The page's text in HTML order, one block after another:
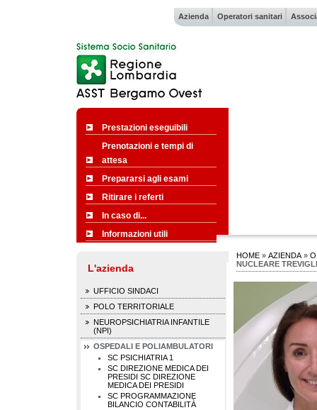
Azienda Operatori sanitari
Prestazioni eseguibili
Prenotazioni e tempi di
attesa
Prepararsi agli esami
Ritirare i referti
In caso di...
Informazioni utili
L'azienda
UFFICIO SINDACI
POLO TERRITORIALE
NEUROPSICHIATRIA INFANTILE
(NPI)
OSPEDALI E POLIAMBULATORI
SC PSICHIATRIA 1
SC DIREZIONE MEDICA DEI
PRESIDI SC DIREZIONE
MEDICA DEI PRESIDI
SC PROGRAMMAZIONE
BILANCIO CONTABILITÀ
HOME» AZIENDA»
NUCLEARE